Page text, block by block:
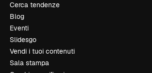
Cerca tendenze
Blog
Eventi
Slidesgo
Vendi i tuoi contenuti
Sala stampa